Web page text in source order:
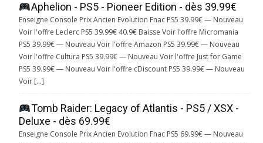
Aphelion - PS5 - Pioneer Edition - dès 39.99€
Enseigne Console Prix Ancien Evolution Fnac PS5 39.99€ — Nouveau
Voir l'offre Leclerc PS5 39.99€ 40.9€ Baisse Voir l'offre Micromania
PS5 39.99€ — Nouveau Voir l'offre Amazon PS5 39.99€ — Nouveau
Voir l'offre Cultura PS5 39.99€ — Nouveau Voir l'offre Just for Game
PS5 39.99€ — Nouveau Voir l'offre cDiscount PS5 39.99€ — Nouveau
Voir […]
Tomb Raider: Legacy of Atlantis - PS5 / XSX -
Deluxe - dès 69.99€
Enseigne Console Prix Ancien Evolution Fnac PS5 69.99€ — Nouveau